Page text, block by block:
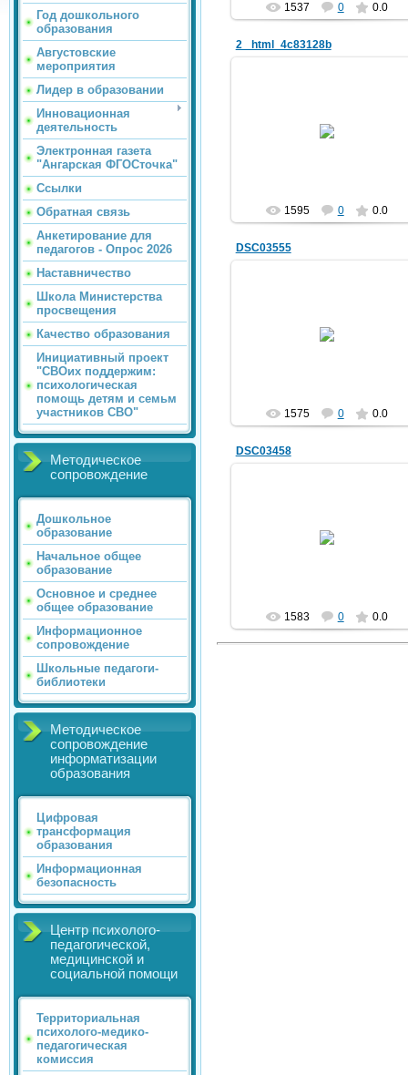
Год дошкольного
образования
Августовские
мероприятия
Лидер в образовании
Инновационная
деятельность
Электронная газета
"Ангарская ФГОСточка"
Ссылки
Обратная связь
Анкетирование для
педагогов - Опрос 2026
Наставничество
Школа Министерства
просвещения
Качество образования
Инициативный проект
"СВОих поддержим:
психологическая
помощь детям и семьм
участников СВО"
Методическое
сопровождение
Дошкольное
образование
Начальное общее
образование
Основное и среднее
общее образование
Информационное
сопровождение
Школьные педагоги-
библиотеки
Методическое
сопровождение
информатизации
образования
Цифровая
трансформация
образования
Информационная
безопасность
Центр психолого-
педагогической,
медицинской и
социальной помощи
Территориальная
психолого-медико-
педагогическая
комиссия
1537 0 0.0
2 _html_4c83128b
1595 0 0.0
DSC03555
1575 0 0.0
DSC03458
1583 0 0.0